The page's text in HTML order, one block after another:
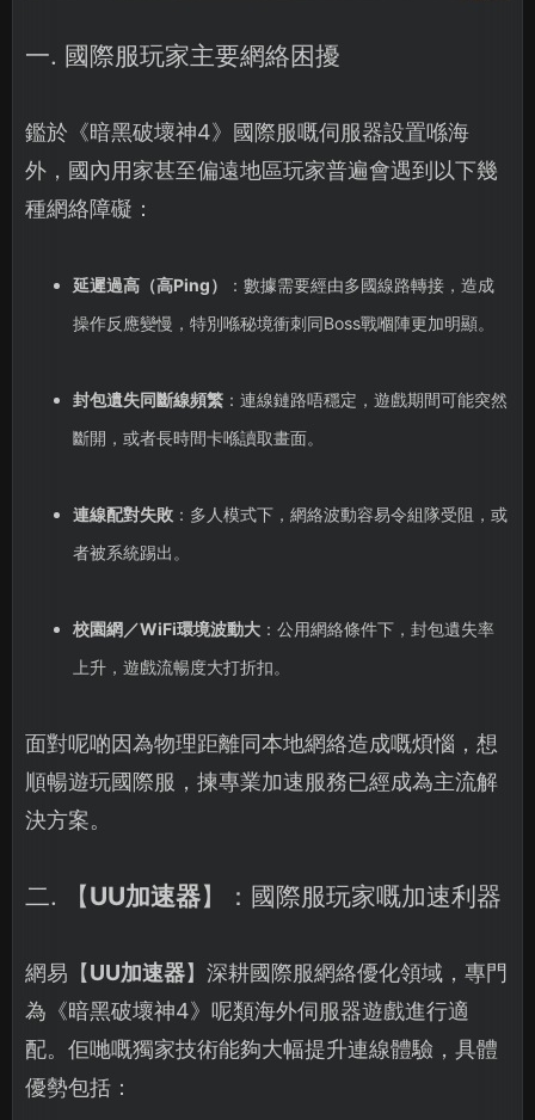
一. 國際服玩家主要網絡困擾
鑑於《暗黑破壞神4》國際服嘅伺服器設置喺海
外，國內用家甚至偏遠地區玩家普遍會遇到以下幾
種網絡障礙：
延遲過高（高Ping）
：數據需要經由多國線路轉接，造成
操作反應變慢，特別喺秘境衝刺同Boss戰嗰陣更加明顯。
封包遺失同斷線頻繁：連線鏈路唔穩定，遊戲期間可能突然
斷開，或者長時間卡喺讀取畫面。
連線配對失敗：多人模式下，網絡波動容易令組隊受阻，或
者被系統踢出。
校園網／WiFi環境波動大：公用網絡條件下，封包遺失率
上升，遊戲流暢度大打折扣。
面對呢啲因為物理距離同本地網絡造成嘅煩惱，想
順暢遊玩國際服，揀專業加速服務已經成為主流解
決方案。
二. 【UU加速器】：國際服玩家嘅加速利器
網易【UU加速器】深耕國際服網絡優化領域，專門
為《暗黑破壞神4》呢類海外伺服器遊戲進行適
配。佢哋嘅獨家技術能夠大幅提升連線體驗，具體
優勢包括：